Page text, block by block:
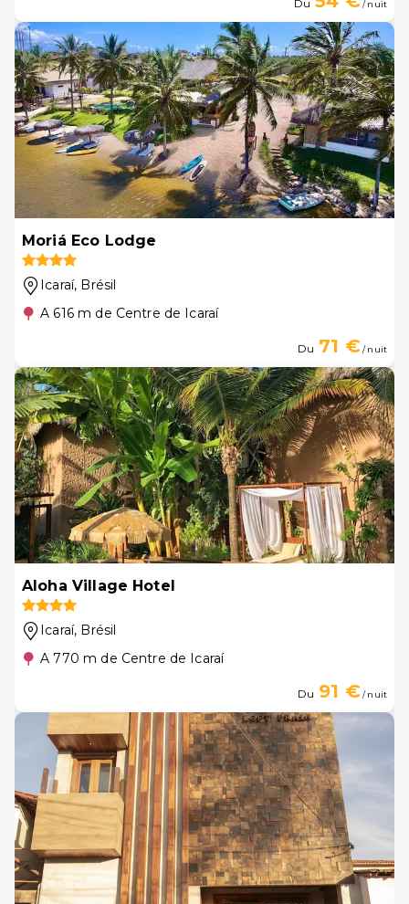
Du / nuit
Moriá Eco Lodge
Icaraí, Brésil
A 616 m de Centre de Icaraí
Du 71 €/ nuit
Aloha Village Hotel
Icaraí, Brésil
A 770 m de Centre de Icaraí
Du 91 €/ nuit